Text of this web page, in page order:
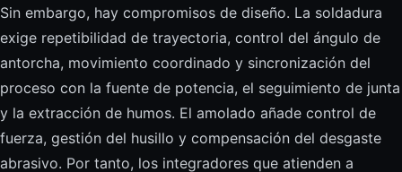
Sin embargo, hay compromisos de diseño. La soldadura
exige repetibilidad de trayectoria, control del ángulo de
antorcha, movimiento coordinado y sincronización del
proceso con la fuente de potencia, el seguimiento de junta
y la extracción de humos. El amolado añade control de
fuerza, gestión del husillo y compensación del desgaste
abrasivo. Por tanto, los integradores que atienden a